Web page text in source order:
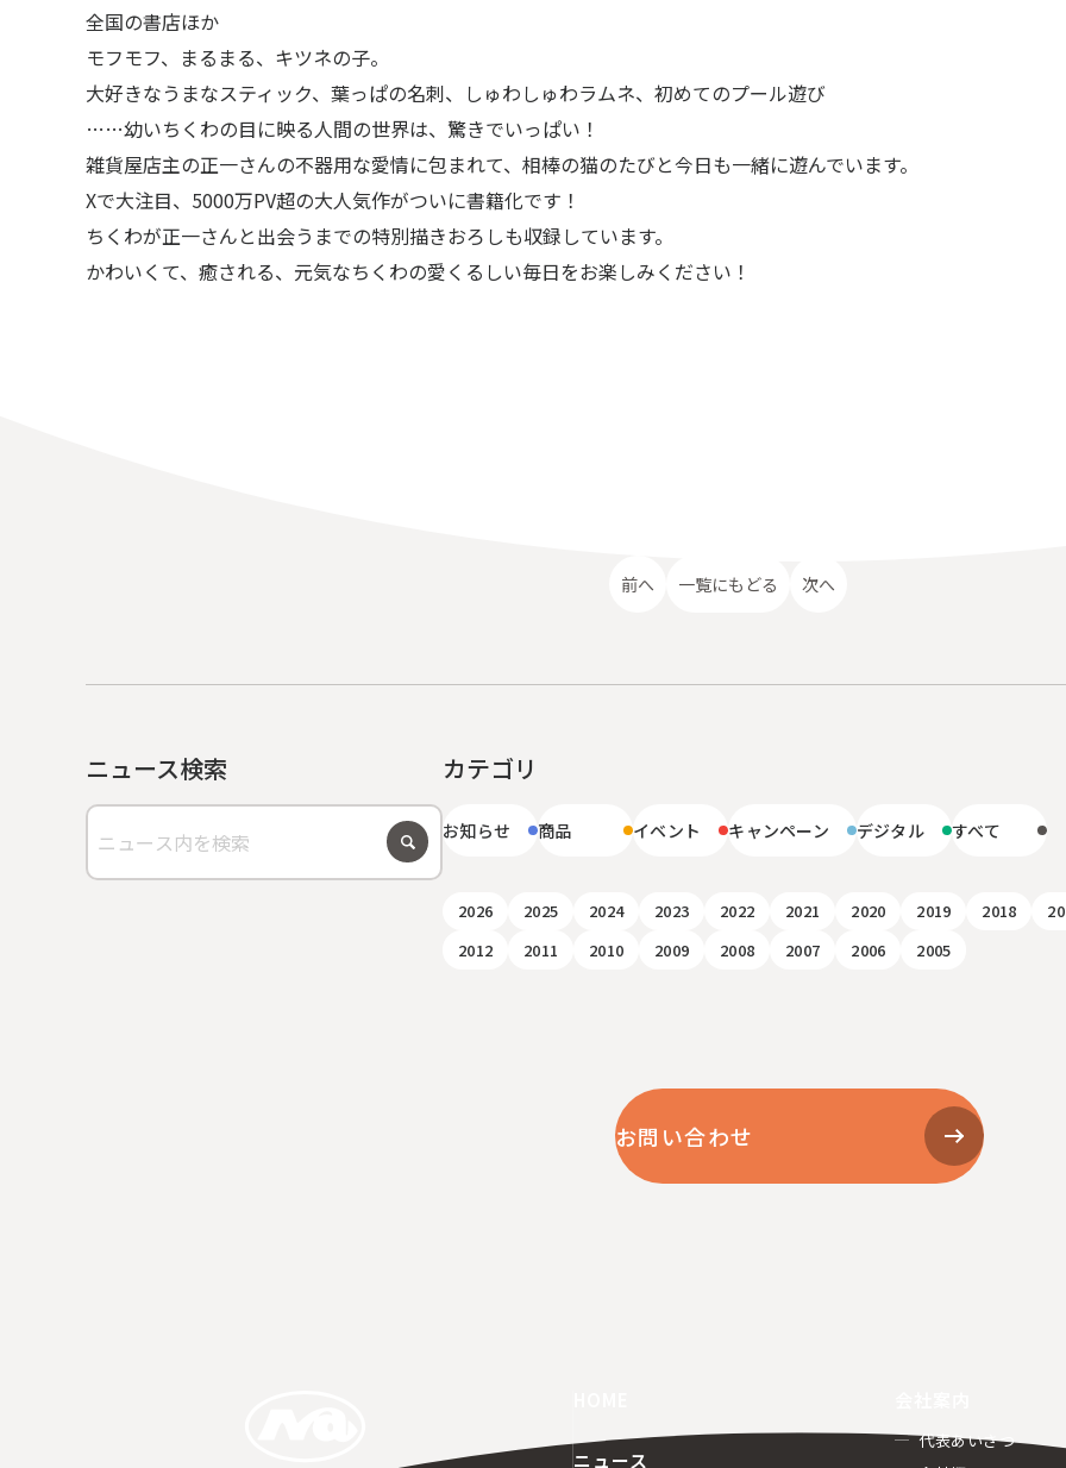
全国の書店ほか
モフモフ、まるまる、キツネの子。
大好きなうまなスティック、葉っぱの名刺、しゅわしゅわラムネ、初めてのプール遊び
……幼いちくわの目に映る人間の世界は、驚きでいっぱい！
雑貨屋店主の正一さんの不器用な愛情に包まれて、相棒の猫のたびと今日も一緒に遊んでいます。
Xで大注目、5000万PV超の大人気作がついに書籍化です！
ちくわが正一さんと出会うまでの特別描きおろしも収録しています。
かわいくて、癒される、元気なちくわの愛くるしい毎日をお楽しみください！
前へ 一覧にもどる 次へ
ニュース検索 カテゴリ
お知らせ 商品 イベント キャンペーン デジタル すべて
2026 2025 2024 2023 2022 2021 2020 2019 2018
2012
2011 2010 2009 2008 2007 2006 2005
お問い合わせ
ニュース
代表あいさつ